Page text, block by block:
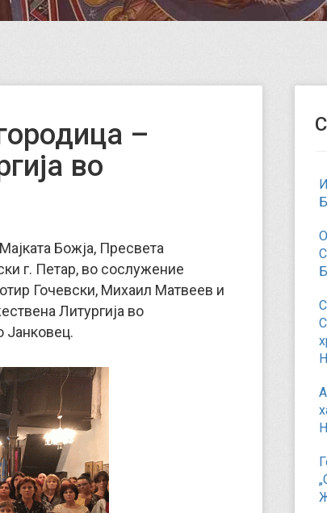
–
во
Божја, Пресвета
г. Петар, во сослужение
Гочевски, Михаил Матвеев и
Литургија во
Јанковец.